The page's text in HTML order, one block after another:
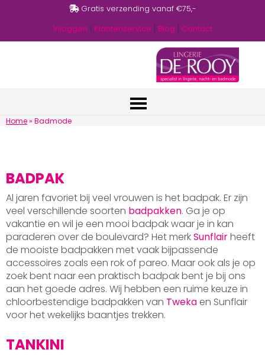
Gratis verzending vanaf €75,-
Inloggen | Klantenservice | Blog | Contact
Home» Badmode
BADPAK
Al jaren favoriet bij veel vrouwen is het badpak. Er zijn
veel verschillende soorten badpakken. Ga je op
vakantie en wil je een mooi badpak waar je in kan
paraderen over de boulevard? Het merkSunflairheeft
de mooiste badpakken met vaak bijpassende
accessoires zoals een rok of pareo. Maar ook als je op
zoek bent naar een praktisch badpak bent je bij ons
aan het goede adres. Wij hebben een ruime keuze in
chloorbestendige badpakken van Tweka en Sunflair
voor het wekelijks baantjes trekken.
TANKINI